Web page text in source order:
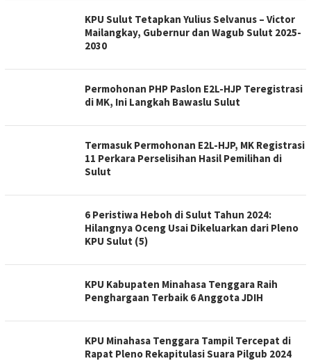
KPU Sulut Tetapkan Yulius Selvanus – Victor
Mailangkay, Gubernur dan Wagub Sulut 2025-
2030
Permohonan PHP Paslon E2L-HJP Teregistrasi
di MK, Ini Langkah Bawaslu Sulut
Termasuk Permohonan E2L-HJP, MK Registrasi
11 Perkara Perselisihan Hasil Pemilihan di
Sulut
6 Peristiwa Heboh di Sulut Tahun 2024:
Hilangnya Oceng Usai Dikeluarkan dari Pleno
KPU Sulut (5)
KPU Kabupaten Minahasa Tenggara Raih
Penghargaan Terbaik 6 Anggota JDIH
KPU Minahasa Tenggara Tampil Tercepat di
Rapat Pleno Rekapitulasi Suara Pilgub 2024